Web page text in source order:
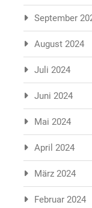
September
August 2024
Juli 2024
Juni 2024
Mai 2024
April 2024
März 2024
Februar 2024